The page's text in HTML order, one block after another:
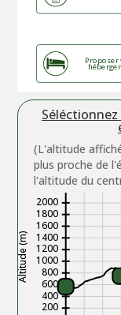
Proposer
(L'altitude
plus proche de
l'altitude du
Altitude (m)
200
400
600
800
1000
1200
1400
1600
1800
2000